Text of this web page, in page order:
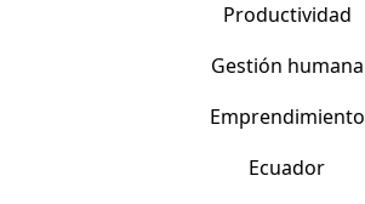
Productividad
Gestión humana
Emprendimiento
Ecuador